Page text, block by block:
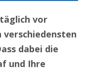
vor
verschiedensten
dabei die
und Ihre